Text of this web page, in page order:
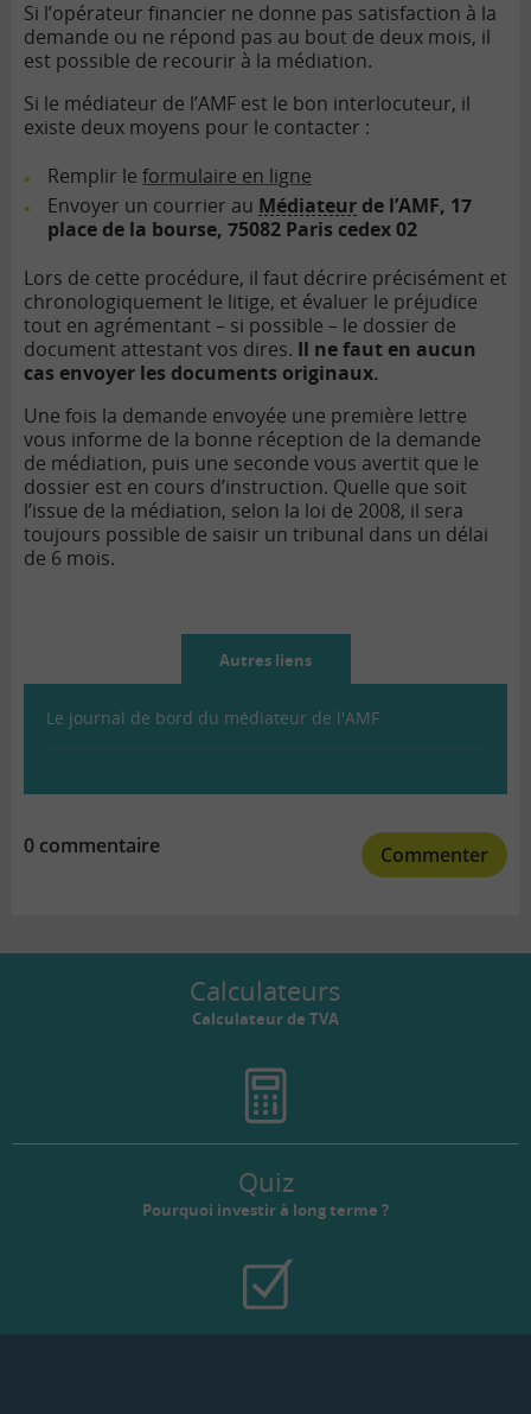
Si l’opérateur financier ne donne pas satisfaction à la
demande ou ne répond pas au bout de deux mois, il
est possible de recourir à la médiation.
Si le médiateur de l’AMF est le bon interlocuteur, il
existe deux moyens pour le contacter :
Remplir le formulaire en ligne
Envoyer un courrier au Médiateur de l’AMF, 17
place de la bourse, 75082 Paris cedex 02
Lors de cette procédure, il faut décrire précisément et
chronologiquement le litige, et évaluer le préjudice
tout en agrémentant – si possible – le dossier de
document attestant vos dires. Il ne faut en aucun
cas envoyer les documents originaux.
Une fois la demande envoyée une première lettre
vous informe de la bonne réception de la demande
de médiation, puis une seconde vous avertit que le
dossier est en cours d’instruction. Quelle que soit
l’issue de la médiation, selon la loi de 2008, il sera
toujours possible de saisir un tribunal dans un délai
de 6 mois.
Autres liens
Le journal de bord du médiateur de l'AMF
0 commentaire Commenter
Calculateurs
Calculateur de TVA
Quiz
Pourquoi investir à long terme ?